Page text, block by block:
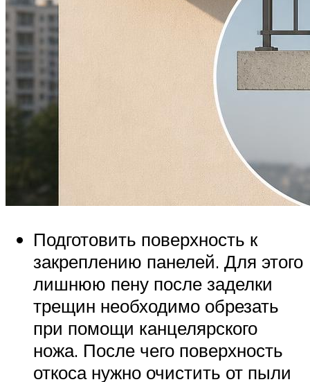
Подготовить поверхность к
закреплению панелей. Для этого
лишнюю пену после заделки
трещин необходимо обрезать
при помощи канцелярского
ножа. После чего поверхность
откоса нужно очистить от пыли